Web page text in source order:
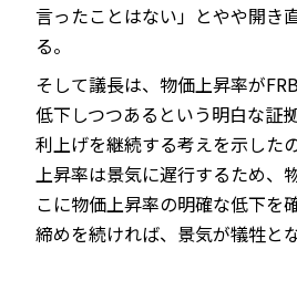
言ったことはない」とやや開き
る。
そして議長は、物価上昇率が
低下しつつあるという明白な証
利上げを継続する考えを示した
上昇率は景気に遅行するため、
こに物価上昇率の明確な低下を
締めを続ければ、景気が犠牲と